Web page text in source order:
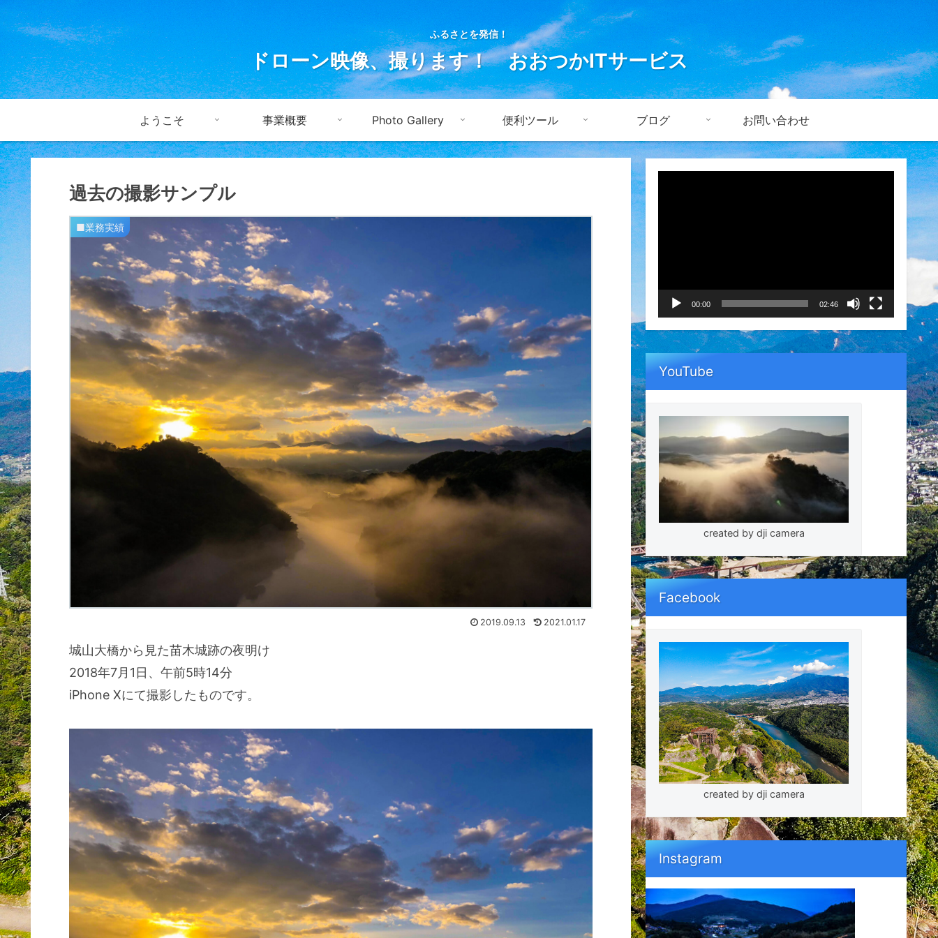
ふるさとを発信！
ドローン映像、撮ります！ おおつかITサービス
ようこそ 事業概要 Photo Gallery 便利ツール ブログ お問い合わせ
過去の撮影サンプル
■業務実績
2019.09.13 2021.01.17
城山大橋から見た苗木城跡の夜明け
2018年7月1日、午前5時14分
iPhone Xにて撮影したものです。
ヤ
ー
00:00 02:46
YouTube
created by dji camera
Facebook
created by dji camera
Instagram